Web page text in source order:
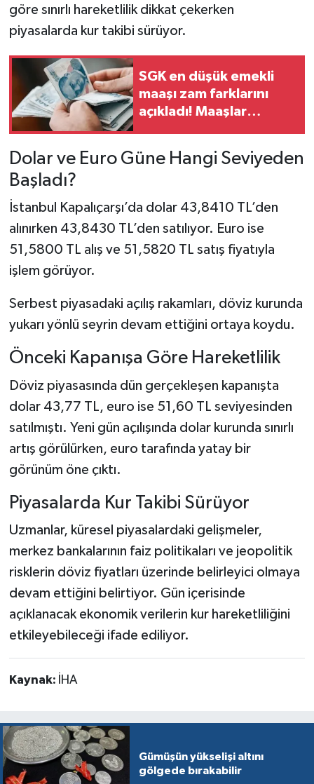
göre sınırlı hareketlilik dikkat çekerken
piyasalarda kur takibi sürüyor.
SGK en düşük emekli
maaşı zam farklarını
açıkladı! Maaşlar
Dolar ve Euro Güne Hangi Seviyeden
Başladı?
İstanbul Kapalıçarşı’da dolar 43,8410 TL’den
alınırken 43,8430 TL’den satılıyor. Euro ise
51,5800 TL alış ve 51,5820 TL satış fiyatıyla
işlem görüyor.
Serbest piyasadaki açılış rakamları, döviz kurunda
yukarı yönlü seyrin devam ettiğini ortaya koydu.
Önceki Kapanışa Göre Hareketlilik
Döviz piyasasında dün gerçekleşen kapanışta
dolar 43,77 TL, euro ise 51,60 TL seviyesinden
satılmıştı. Yeni gün açılışında dolar kurunda sınırlı
artış görülürken, euro tarafında yatay bir
görünüm öne çıktı.
Piyasalarda Kur Takibi Sürüyor
Uzmanlar, küresel piyasalardaki gelişmeler,
merkez bankalarının faiz politikaları ve jeopolitik
risklerin döviz fiyatları üzerinde belirleyici olmaya
devam ettiğini belirtiyor. Gün içerisinde
açıklanacak ekonomik verilerin kur hareketliliğini
etkileyebileceği ifade ediliyor.
Kaynak: İHA
Gümüşün yükselişi altını
gölgede bırakabilir